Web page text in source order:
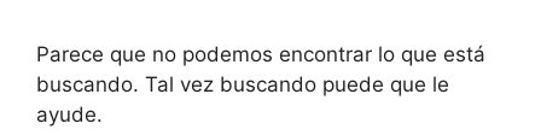
Parece que no podemos encontrar lo que está
buscando. Tal vez buscando puede que le
ayude.